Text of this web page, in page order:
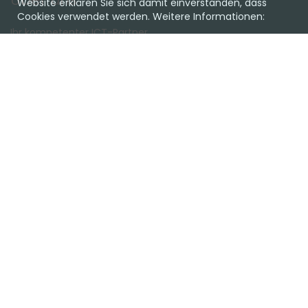
Ihr kompetenter ICT-Partner.
Website erklären Sie sich damit einverstanden, dass
Cookies verwendet werden. Weitere Informationen: